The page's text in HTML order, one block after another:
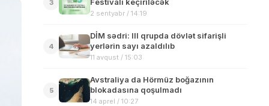
3
2 sentyabr / 14:19
4
DİM sədri: III qrupda dövlət sifarişli
yerlərin sayı azaldılıb
11 avqust / 15:03
5
Avstraliya da Hörmüz boğazının
blokadasına qoşulmadı
14 aprel / 10:27